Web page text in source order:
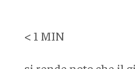
< 1 MIN